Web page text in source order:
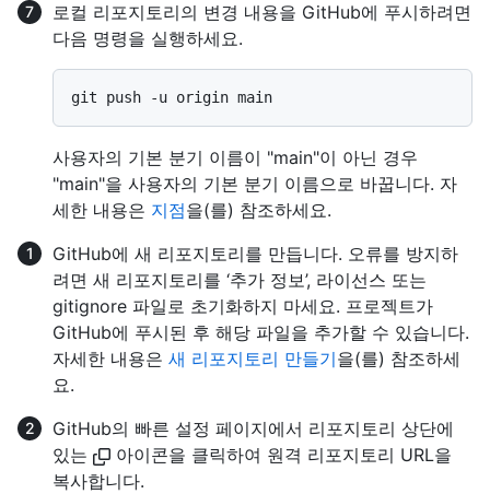
로컬 리포지토리의 변경 내용을 GitHub에 푸시하려면
다음 명령을 실행하세요.
사용자의 기본 분기 이름이 "main"이 아닌 경우
"main"을 사용자의 기본 분기 이름으로 바꿉니다. 자
세한 내용은 지점을(를) 참조하세요.
GitHub에 새 리포지토리를 만듭니다. 오류를 방지하
려면 새 리포지토리를 ‘추가 정보’, 라이선스 또는
gitignore 파일로 초기화하지 마세요. 프로젝트가
GitHub에 푸시된 후 해당 파일을 추가할 수 있습니다.
자세한 내용은 새 리포지토리 만들기을(를) 참조하세
요.
GitHub의 빠른 설정 페이지에서 리포지토리 상단에
있는
아이콘을 클릭하여 원격 리포지토리 URL을
복사합니다.